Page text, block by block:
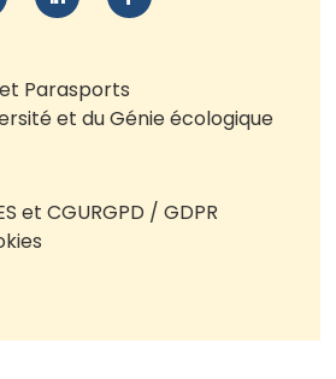
Parasports
et du Génie écologique
et CGURGPD / GDPR